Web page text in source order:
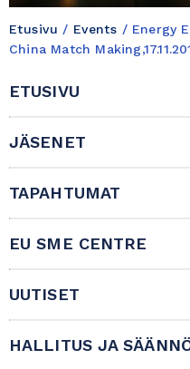
Etusivu / Events / Energy
China Match
ETUSIVU
JÄSENET
TAPAHTUMAT
EU SME CENTRE
UUTISET
HALLITUS JA